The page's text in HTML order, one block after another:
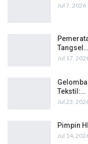
Jul 7, 2026
Tangsel…
Jul 17,
Tekstil:…
Jul 23,
Pimpin
Jul 14,